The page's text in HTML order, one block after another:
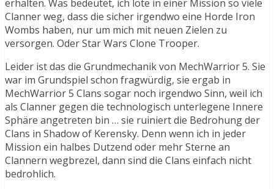
erhalten. Was bedeutet, ich löte in einer Mission so viele
Clanner weg, dass die sicher irgendwo eine Horde Iron
Wombs haben, nur um mich mit neuen Zielen zu
versorgen. Oder Star Wars Clone Trooper.
Leider ist das die Grundmechanik von MechWarrior 5. Sie
war im Grundspiel schon fragwürdig, sie ergab in
MechWarrior 5 Clans sogar noch irgendwo Sinn, weil ich
als Clanner gegen die technologisch unterlegene Innere
Sphäre angetreten bin … sie ruiniert die Bedrohung der
Clans in Shadow of Kerensky. Denn wenn ich in jeder
Mission ein halbes Dutzend oder mehr Sterne an
Clannern wegbrezel, dann sind die Clans einfach nicht
bedrohlich.